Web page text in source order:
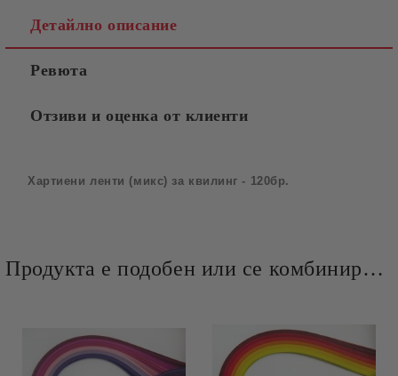
Детайлно описание
Ревюта
Отзиви и оценка от клиенти
Хартиени ленти (микс) за квилинг - 120бр.
Продукта е подобен или се комбинира добре и със следните продукти :